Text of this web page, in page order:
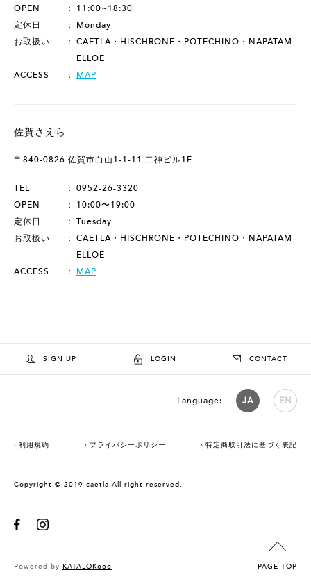
OPEN
11:00~18:30
定休日
Monday
お取扱い
CAETLA・HISCHRONE・POTECHINO・NAPATAM
ELLOE
ACCESS
MAP
佐賀さえら
〒840-0826 佐賀市白山1-1-11 二神ビル1F
TEL
0952-26-3320
OPEN
10:00〜19:00
定休日
Tuesday
お取扱い
CAETLA・HISCHRONE・POTECHINO・NAPATAM
ELLOE
ACCESS
MAP
SIGN UP LOGIN CONTACT
Language: JA EN
利用規約 プライバシーポリシー 特定商取引法に基づく表記
Copyright © 2019 caetla All right reserved.
Powered by KATALOKooo PAGE TOP